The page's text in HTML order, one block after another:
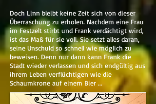
Doch Linn bleibt keine Zeit sich von dieser
Überraschung zu erholen. Nachdem eine Frau
im Festzelt stirbt und Frank verdächtigt wird,
ist das Maß für sie voll. Sie setzt alles daran,
seine Unschuld so schnell wie möglich zu
beweisen. Denn nur dann kann Frank die
Stadt wieder verlassen und sich endgültig aus
ihrem Leben verflüchtigen wie die
Schaumkrone auf einem Bier ...